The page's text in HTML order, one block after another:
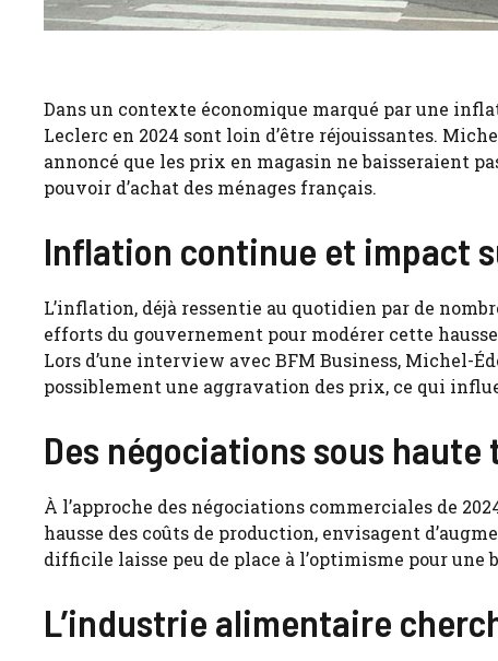
Dans un contexte économique marqué par une
Leclerc en 2024 sont loin d’être réjouissantes.
annoncé que les prix en magasin ne baisseraient
pouvoir d’achat des ménages français.
Inflation continue et impact
L’inflation, déjà ressentie au quotidien par de
efforts du gouvernement pour modérer cette
Lors d’une interview avec BFM Business, Michel-
possiblement une aggravation des prix, ce qui
Des négociations sous haute
À l’approche des négociations commerciales de
hausse des coûts de production, envisagent
difficile laisse peu de place à l’optimisme pour une
L’industrie alimentaire